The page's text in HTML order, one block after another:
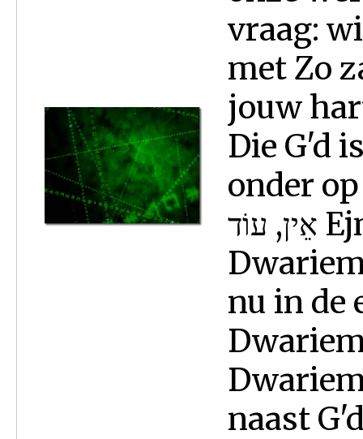
vraag:
met Zo
jouw
Die G'd
onder
אֵין, עוֹד Ejn 'od: lett.: niets meer.
nu in de
naast